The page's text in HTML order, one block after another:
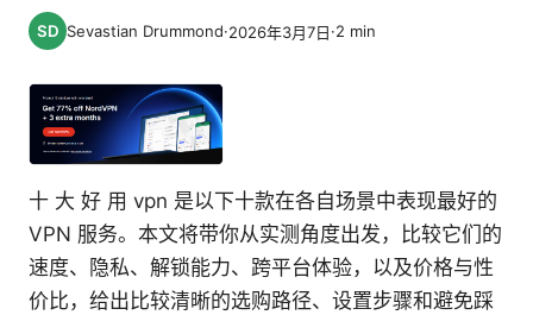
Sevastian Drummond·2026年3月7日·2 min
十 大 好 用 vpn 是以下十款在各自场景中表现最好的
VPN 服务。本文将带你从实测角度出发，比较它们的
速度、隐私、解锁能力、跨平台体验，以及价格与性
价比，给出比较清晰的选购路径、设置步骤和避免踩